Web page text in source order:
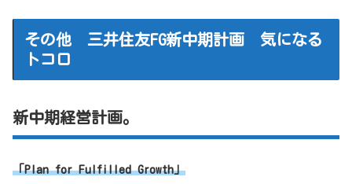
その他 三井住友FG新中期計画 気になる
トコロ
新中期経営計画。
「Plan for Fulfilled Growth」